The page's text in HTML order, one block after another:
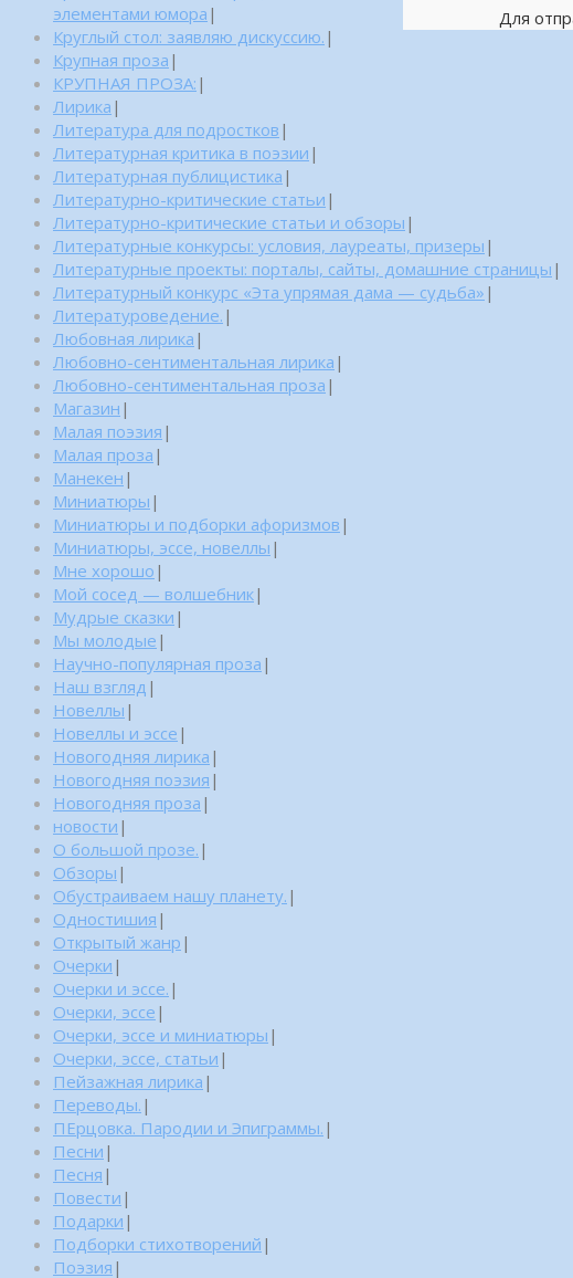
Для
элементами юмора |
Круглый стол: заявляю дискуссию. |
Крупная проза |
КРУПНАЯ ПРОЗА: |
Лирика |
Литература для подростков |
Литературная критика в поэзии |
Литературная публицистика |
Литературно-критические статьи |
Литературно-критические статьи и обзоры |
Литературные конкурсы: условия, лауреаты, призеры |
Литературные проекты: порталы, сайты, домашние страницы |
Литературный конкурс «Эта упрямая дама — судьба» |
Литературоведение. |
Любовная лирика |
Любовно-сентиментальная лирика |
Любовно-сентиментальная проза |
Магазин |
Малая поэзия |
Малая проза |
Манекен |
Миниатюры |
Миниатюры и подборки афоризмов |
Миниатюры, эссе, новеллы |
Мне хорошо |
Мой сосед — волшебник|
Мудрые сказки |
Мы молодые |
Научно-популярная проза |
Наш взгляд |
Новеллы |
Новеллы и эссе |
Новогодняя лирика |
Новогодняя поэзия |
Новогодняя проза |
новости |
О большой прозе. |
Обзоры |
Обустраиваем нашу планету. |
Одностишия |
Открытый жанр |
Очерки |
Очерки и эссе. |
Очерки, эссе |
Очерки, эссе и миниатюры |
Очерки, эссе, статьи |
Пейзажная лирика |
Переводы. |
ПЕрцовка. Пародии и Эпиграммы. |
Песни |
Песня |
Повести |
Подарки |
Подборки стихотворений |
Поэзия |